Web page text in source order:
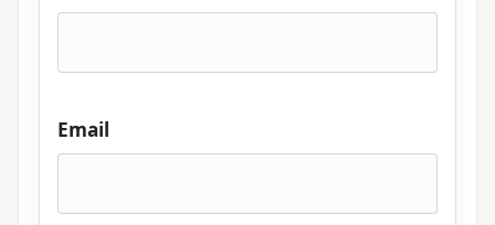
Email